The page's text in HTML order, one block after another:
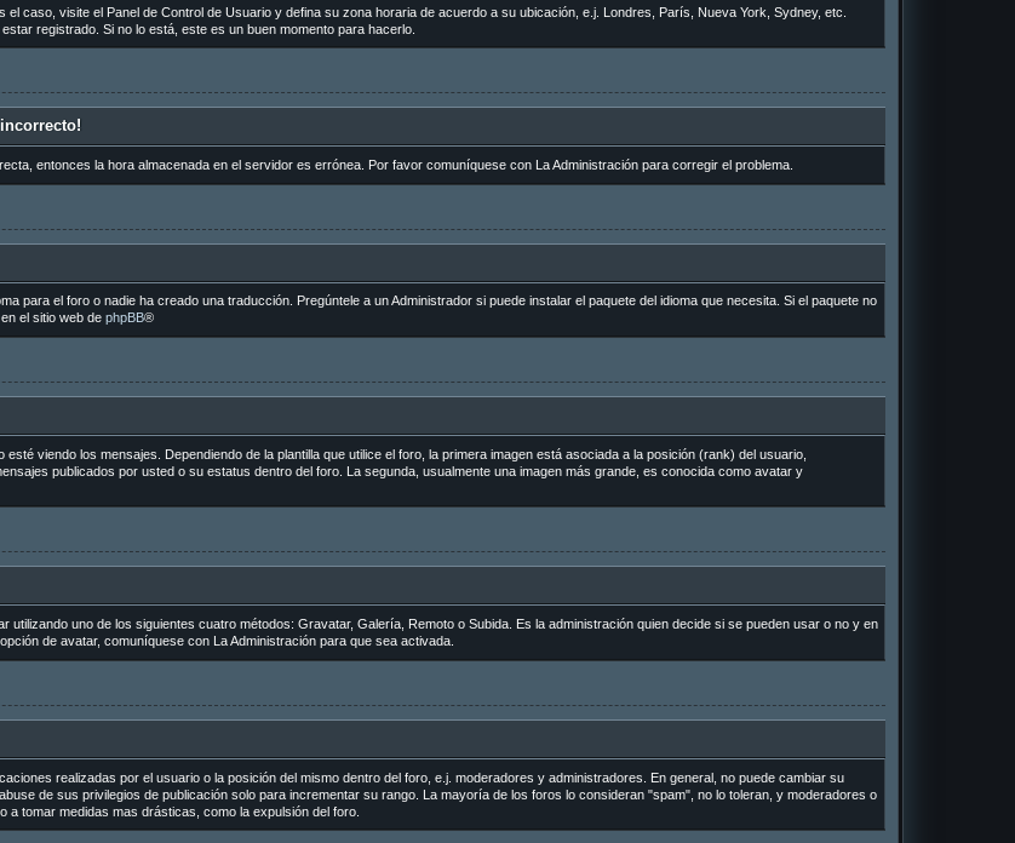
caso, visite el Panel de Control de Usuario y defina su zona horaria de acuerdo a su ubicación, e.j. Londres, París, Nueva York, Sydney, etc.
registrado. Si no lo está, este es un buen momento para hacerlo.
entonces la hora almacenada en el servidor es errónea. Por favor comuníquese con La Administración para corregir el problema.
para el foro o nadie ha creado una traducción. Pregúntele a un Administrador si puede instalar el paquete del idioma que necesita. Si el paquete no
el sitio web de phpBB®
viendo los mensajes. Dependiendo de la plantilla que utilice el foro, la primera imagen está asociada a la posición (rank) del usuario,
publicados por usted o su estatus dentro del foro. La segunda, usualmente una imagen más grande, es conocida como avatar y
utilizando uno de los siguientes cuatro métodos: Gravatar, Galería, Remoto o Subida. Es la administración quien decide si se pueden usar o no y en
de avatar, comuníquese con La Administración para que sea activada.
realizadas por el usuario o la posición del mismo dentro del foro, e.j. moderadores y administradores. En general, no puede cambiar su
de sus privilegios de publicación solo para incrementar su rango. La mayoría de los foros lo consideran "spam", no lo toleran, y moderadores o
tomar medidas mas drásticas, como la expulsión del foro.